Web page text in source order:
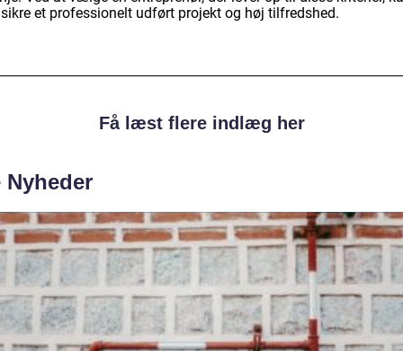
et professionelt udført projekt og høj tilfredshed.
Få læst flere indlæg her
Nyheder